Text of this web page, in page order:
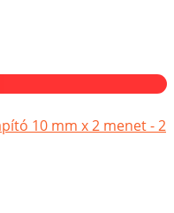
10 mm x 2 menet - 2